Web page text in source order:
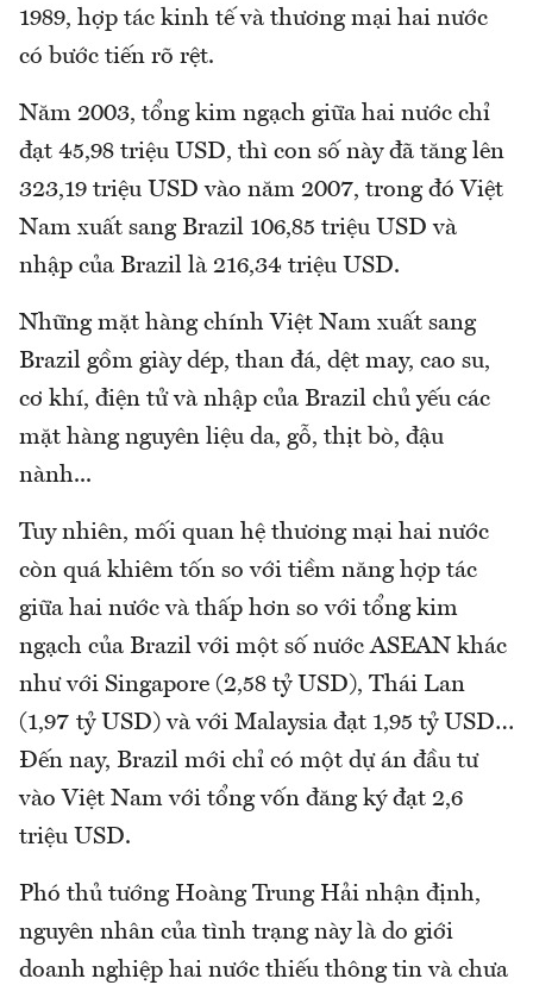
1989, hợp tác kinh tế và thương mại hai nước
có bước tiến rõ rệt.
Năm 2003, tổng kim ngạch giữa hai nước chỉ
đạt 45,98 triệu USD, thì con số này đã tăng lên
323,19 triệu USD vào năm 2007, trong đó Việt
Nam xuất sang Brazil 106,85 triệu USD và
nhập của Brazil là 216,34 triệu USD.
Những mặt hàng chính Việt Nam xuất sang
Brazil gồm giày dép, than đá, dệt may, cao su,
cơ khí, điện tử và nhập của Brazil chủ yếu các
mặt hàng nguyên liệu da, gỗ, thịt bò, đậu
nành...
Tuy nhiên, mối quan hệ thương mại hai nước
còn quá khiêm tốn so với tiềm năng hợp tác
giữa hai nước và thấp hơn so với tổng kim
ngạch của Brazil với một số nước ASEAN khác
như với Singapore (2,58 tỷ USD), Thái Lan
(1,97 tỷ USD) và với Malaysia đạt 1,95 tỷ USD…
Đến nay, Brazil mới chỉ có một dự án đầu tư
vào Việt Nam với tổng vốn đăng ký đạt 2,6
triệu USD.
Phó thủ tướng Hoàng Trung Hải nhận định,
nguyên nhân của tình trạng này là do giới
doanh nghiệp hai nước thiếu thông tin và chưa